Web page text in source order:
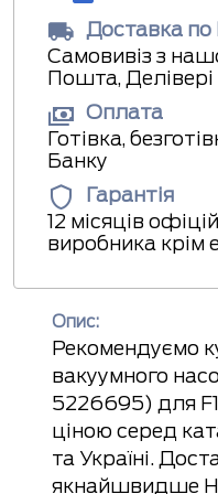
Доставка по
Самовивіз з
Пошта, Делівері
Оплата
Готівка,
Банку
Гарантія
12 місяців
виробника крім
Опис:
Рекомендуємо
вакуумного
5226695) для
ціною серед
та Україні.
якнайшвидше